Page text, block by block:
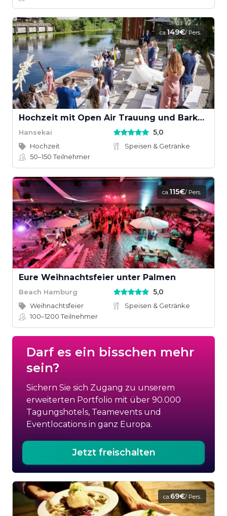
ca.149€/ Pers.
Hochzeit mit Open Air Trauung und Barkassenanfahrt
Hansekai 5,0
Hochzeit
Speisen & Getränke
50–150Teilnehmer
ca.115€/ Pers.
Eure Weihnachtsfeier unter Palmen
Beach Hamburg 5,0
Weihnachtsfeier
Speisen & Getränke
100–1200Teilnehmer
Darf es ein bisschen mehr
sein?
Sichern Sie sich Zugang zu unserem
erweiterten Portfolio mit über 90.000
Tagungshotels, Teamevents und
Eventlocations in ganz Europa.
Jetzt freischalten
ca.69€/ Pers.